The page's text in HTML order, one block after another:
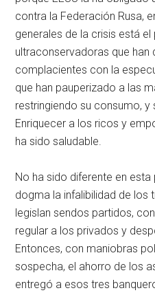
contra la Federación Rusa,
generales de la crisis está
ultraconservadoras que han
complacientes con la
que han pauperizado a las
restringiendo su consumo,
Enriquecer a los ricos y
ha sido saludable.
No ha sido diferente en
dogma la infalibilidad de los
legislan sendos partidos,
regular a los privados y
Entonces, con maniobras
sospecha, el ahorro de los
entregó a esos tres